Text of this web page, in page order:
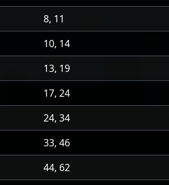
8, 11
10, 14
13, 19
17, 24
24, 34
33, 46
44, 62